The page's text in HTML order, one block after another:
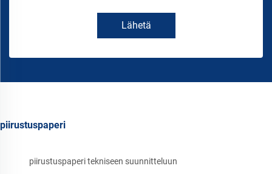
Lähetä
piirustuspaperi
piirustuspaperi tekniseen suunnitteluun